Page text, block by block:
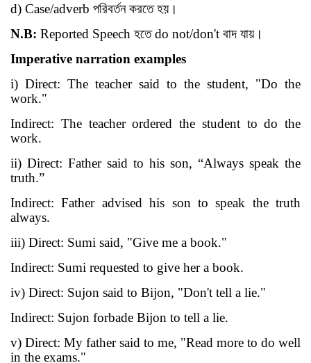
d) Case/adverb পরিবর্তন করতে হয়।
N.B: Reported Speech হতে do not/don't বাদ যায়।
Imperative narration examples
i) Direct: The teacher said to the student, "Do the
work."
Indirect: The teacher ordered the student to do the
work.
ii) Direct: Father said to his son, “Always speak the
truth.”
Indirect: Father advised his son to speak the truth
always.
iii) Direct: Sumi said, "Give me a book."
Indirect: Sumi requested to give her a book.
iv) Direct: Sujon said to Bijon, "Don't tell a lie."
Indirect: Sujon forbade Bijon to tell a lie.
v) Direct: My father said to me, "Read more to do well
in the exams."